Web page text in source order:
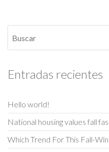
Entradas recientes
Hello world!
National housing values fall
Which Trend For This Fall-